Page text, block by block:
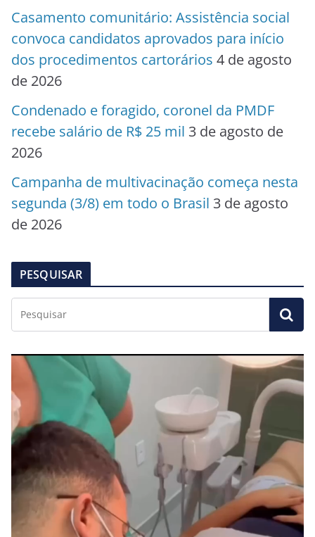
Casamento comunitário: Assistência social
convoca candidatos aprovados para início
dos procedimentos cartorários 4 de agosto
de 2026
Condenado e foragido, coronel da PMDF
recebe salário de R$ 25 mil 3 de agosto de
2026
Campanha de multivacinação começa nesta
segunda (3/8) em todo o Brasil 3 de agosto
de 2026
PESQUISAR